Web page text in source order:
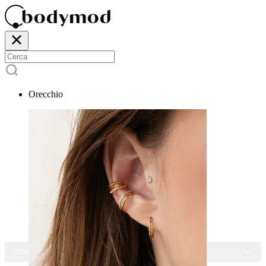
Orecchio
-15% SU TUTTI I GIOIELLI